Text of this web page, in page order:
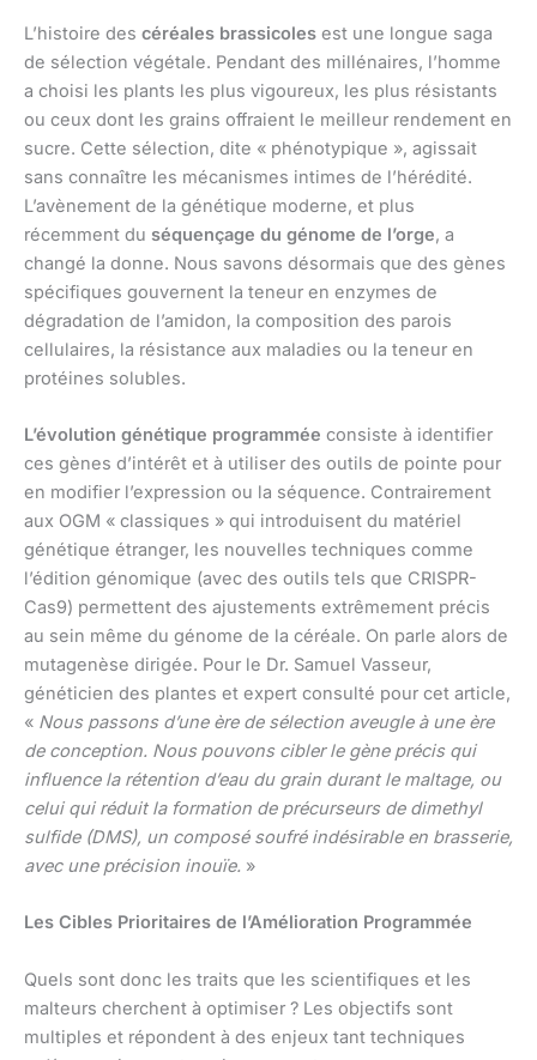
L’histoire des céréales brassicoles est une longue saga
de sélection végétale. Pendant des millénaires, l’homme
a choisi les plants les plus vigoureux, les plus résistants
ou ceux dont les grains offraient le meilleur rendement en
sucre. Cette sélection, dite « phénotypique », agissait
sans connaître les mécanismes intimes de l’hérédité.
L’avènement de la génétique moderne, et plus
récemment du séquençage du génome de l’orge, a
changé la donne. Nous savons désormais que des gènes
spécifiques gouvernent la teneur en enzymes de
dégradation de l’amidon, la composition des parois
cellulaires, la résistance aux maladies ou la teneur en
protéines solubles.
L’évolution génétique programmée consiste à identifier
ces gènes d’intérêt et à utiliser des outils de pointe pour
en modifier l’expression ou la séquence. Contrairement
aux OGM « classiques » qui introduisent du matériel
génétique étranger, les nouvelles techniques comme
l’édition génomique (avec des outils tels que CRISPR-
Cas9) permettent des ajustements extrêmement précis
au sein même du génome de la céréale. On parle alors de
mutagenèse dirigée. Pour le Dr. Samuel Vasseur,
généticien des plantes et expert consulté pour cet article,
« Nous passons d’une ère de sélection aveugle à une ère
de conception. Nous pouvons cibler le gène précis qui
influence la rétention d’eau du grain durant le maltage, ou
celui qui réduit la formation de précurseurs de dimethyl
sulfide (DMS), un composé soufré indésirable en brasserie,
avec une précision inouïe. »
Les Cibles Prioritaires de l’Amélioration Programmée
Quels sont donc les traits que les scientifiques et les
malteurs cherchent à optimiser ? Les objectifs sont
multiples et répondent à des enjeux tant techniques